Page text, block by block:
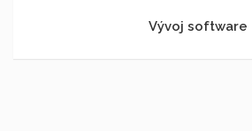
Vývoj software